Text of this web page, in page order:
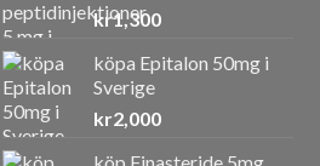
kr1,300
köpa Epitalon 50mg i
Sverige
kr2,000